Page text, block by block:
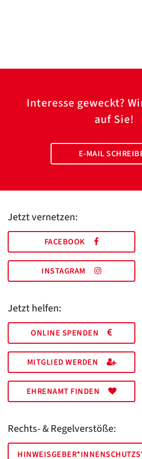
Interesse geweckt?
auf Sie!
E-MAIL
Jetzt vernetzen:
FACEBOOK
INSTAGRAM
Jetzt helfen:
ONLINE SPENDEN
MITGLIED WERDEN
EHRENAMT FINDEN
Rechts- & Regelverstöße: